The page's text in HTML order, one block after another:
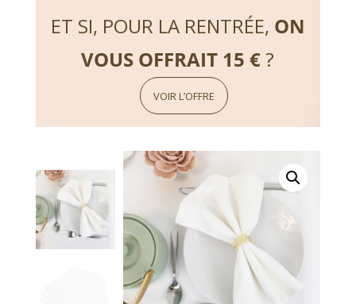
ET SI, POUR LA RENTRÉE, ON
VOUS OFFRAIT 15 €?
VOIR L’OFFRE